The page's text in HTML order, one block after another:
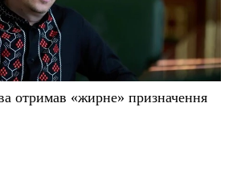
отримав «жирне» призначення